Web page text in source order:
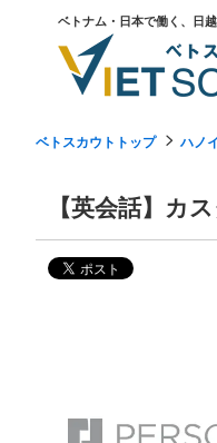
ベトナム・日本で働く、日
ベトスカウトトップ ハノ
【英会話】カ